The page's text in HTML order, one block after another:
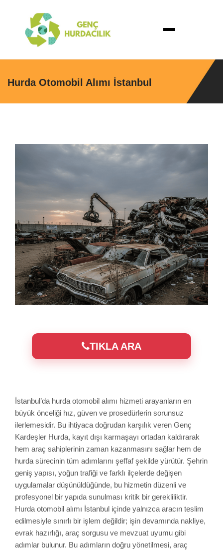
Hurda Otomobil Alımı İstanbul
TIKLA ARA
İstanbul’da hurda otomobil alımı hizmeti arayanların en
büyük önceliği hız, güven ve prosedürlerin sorunsuz
ilerlemesidir. Bu ihtiyaca doğrudan karşılık veren Genç
Kardeşler Hurda, kayıt dışı karmaşayı ortadan kaldırarak
hem araç sahiplerinin zaman kazanmasını sağlar hem de
hurda sürecinin tüm adımlarını şeffaf şekilde yürütür. Şehrin
geniş yapısı, yoğun trafiği ve farklı ilçelerde değişen
uygulamalar düşünüldüğünde, bu hizmetin düzenli ve
profesyonel bir yapıda sunulması kritik bir gerekliliktir.
Hurda otomobil alımı İstanbul içinde yalnızca aracın teslim
edilmesiyle sınırlı bir işlem değildir; işin devamında nakliye,
evrak hazırlığı, araç sorgusu ve mevzuat uyumu gibi
adımlar bulunur. Bu adımların doğru yönetilmesi, araç